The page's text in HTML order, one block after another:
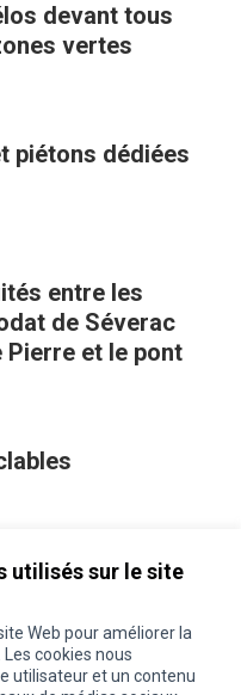
utilisés sur le site
Web pour améliorer la
cookies nous
utilisateur et un contenu
devant tous
vertes
piétons dédiées
entre les
de Séverac
et le pont